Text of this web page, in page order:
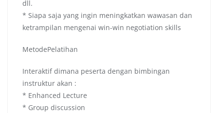
dll.
* Siapa saja yang ingin meningkatkan wawasan dan
ketrampilan mengenai win-win negotiation skills
MetodePelatihan
Interaktif dimana peserta dengan bimbingan
instruktur akan :
* Enhanced Lecture
* Group discussion